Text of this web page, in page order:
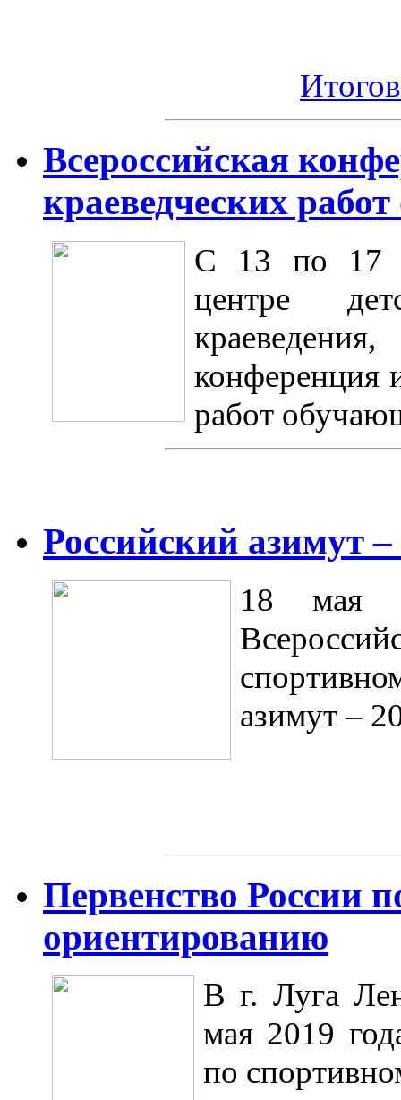
Всероссийская
краеведческих
С 13 по 17
центре
конференция
работ
Российский азимут –
18 мая
азимут –
Первенство России
ориентированию
В г. Луга
мая 2019
по